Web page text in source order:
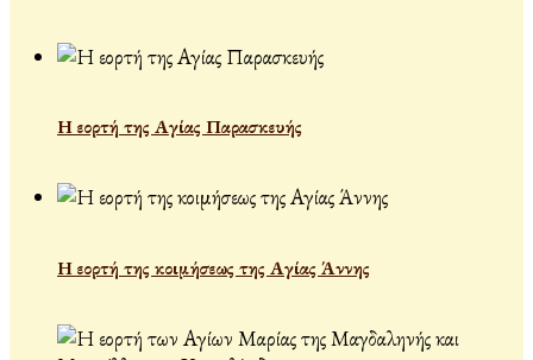
Η εορτή της Αγίας Παρασκευής
Η εορτή της κοιμήσεως της Αγίας Άννης